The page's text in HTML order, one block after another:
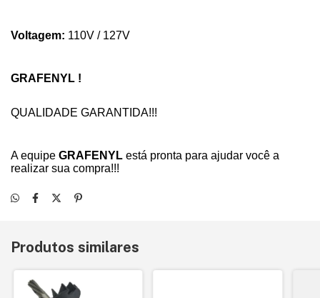
Voltagem: 110V / 127V
GRAFENYL !
QUALIDADE GARANTIDA!!!
A equipe GRAFENYL está pronta para ajudar você a
realizar sua compra!!!
Produtos similares